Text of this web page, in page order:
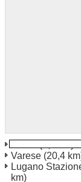
Como(0,4 km)
Varese (20,4
Lugano
km)